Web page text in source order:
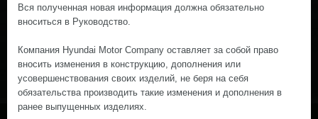
Вся полученная новая информация должна обязательно
вноситься в Руководство.
Компания Hyundai Motor Company оставляет за собой право
вносить изменения в конструкцию, дополнения или
усовершенствования своих изделий, не беря на себя
обязательства производить такие изменения и дополнения в
ранее выпущенных изделиях.